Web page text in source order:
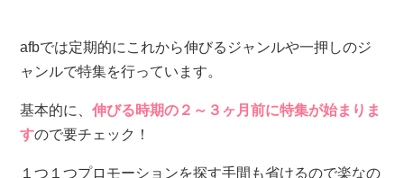
afbでは定期的にこれから伸びるジャンルや一押しのジ
ャンルで特集を行っています。
基本的に、伸びる時期の２～３ヶ月前に特集が始まりま
すので要チェック！
１つ１つプロモーションを探す手間も省けるので楽なの